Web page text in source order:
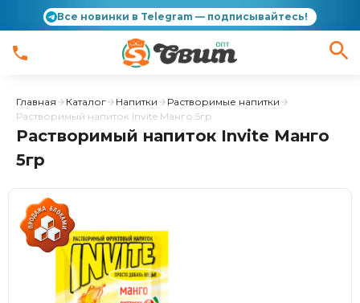
Все новинки в Telegram — подписывайтесь!
Главная Каталог Напитки
Растворимые напитки
Растворимый напиток Invite Манго 5гр
Растворимый напиток Invite Манго
5гр